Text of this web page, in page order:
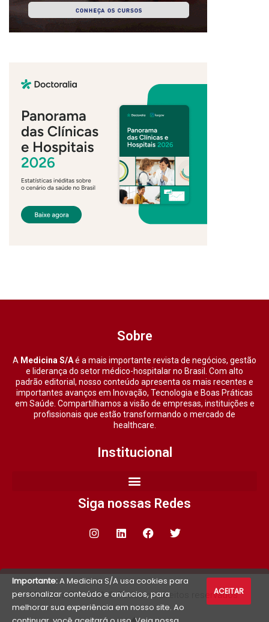
Sobre
A Medicina S/Aé a mais importante revista de negócios, gestão
e liderança do setor médico-hospitalar no Brasil. Com alto
padrão editorial, nosso conteúdo apresenta os mais recentes e
importantes avanços em Inovação, Tecnologia e Boas Práticas
em Saúde. Compartilhamos a visão de empresas, instituições e
profissionais que estão transformando o mercado de
healthcare.
Institucional
Siga nossas Redes
Medicina S/A 2021 © Todos os direitos reservados.
Importante:A Medicina S/A usa cookies para
personalizar conteúdo e anúncios, para
melhorar sua experiência em nosso site. Ao
ACEITAR